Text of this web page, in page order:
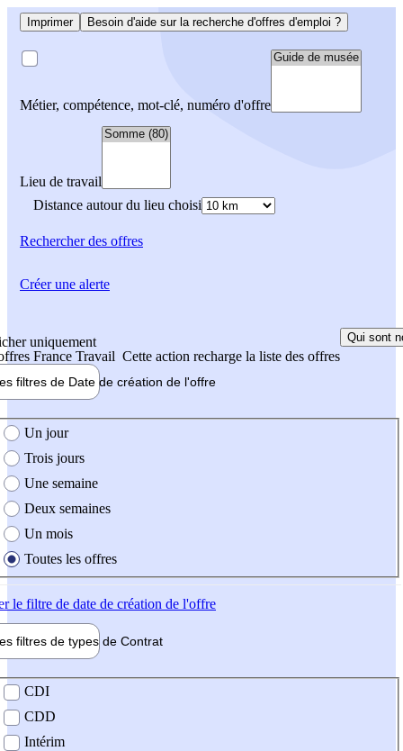
Imprimer Besoin d'aide sur la recherche d'offres d'emploi ?
Métier, compétence, mot-clé, numéro d'offre
Lieu de travail
Distance autour du lieu choisi
Rechercherdes offres
uniquement
France Travail Cette action recharge la liste des offres
Qui sont
filtres de Date de création de l'offre
création de l'offre
Un jour
Trois jours
Une semaine
Deux semaines
Un mois
Toutes les offres
le filtre de date de création de l'offre
filtres de types de Contrat
contrat
CDI
CDD
Intérim
Créer une alerte